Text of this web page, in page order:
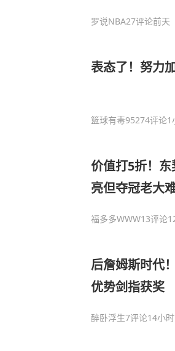
罗说NBA27评论前天
表态了！努力
篮球有毒95274评论1
价值打5折！
亮但夺冠老大
福多多WWW13评论
后詹姆斯时代
优势剑指获奖
醉卧浮生7评论14小